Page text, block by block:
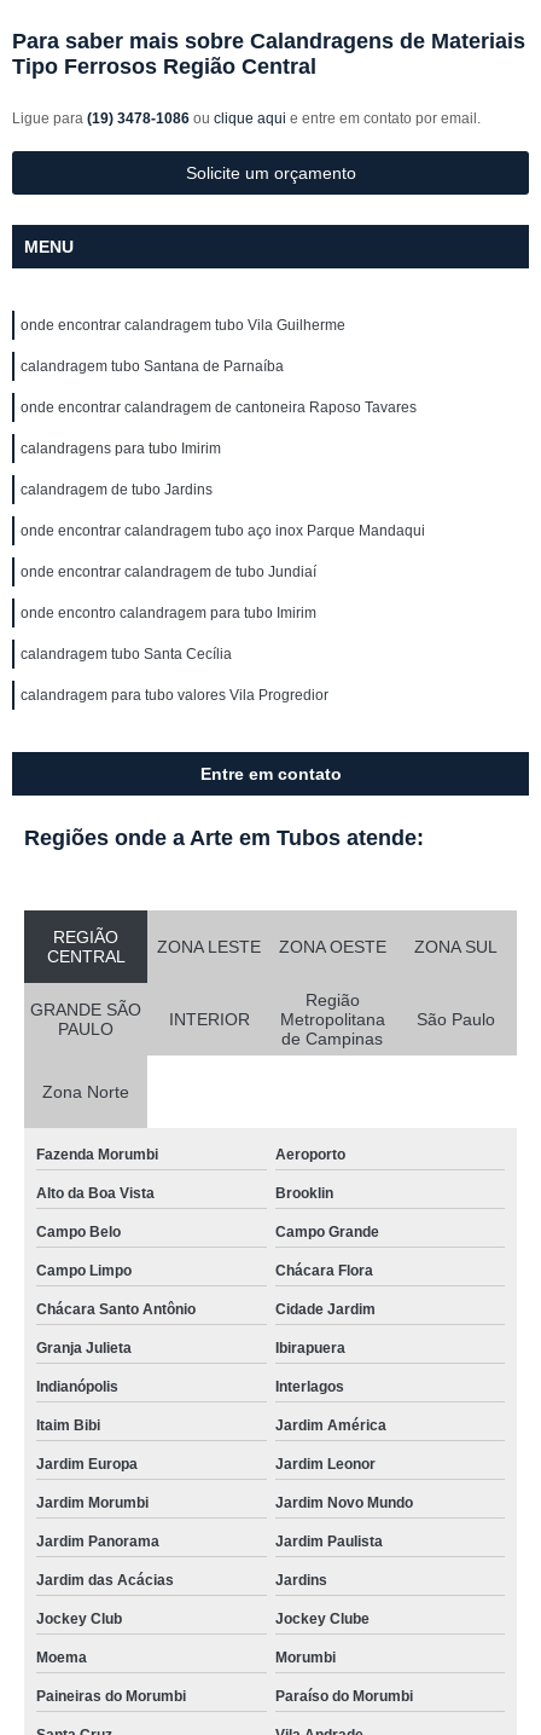
Para saber mais sobre Calandragens de Materiais
Tipo Ferrosos Região Central
Ligue para (19) 3478-1086 ou clique aqui e entre em contato por email.
Solicite um orçamento
MENU
onde encontrar calandragem tubo Vila Guilherme
calandragem tubo Santana de Parnaíba
onde encontrar calandragem de cantoneira Raposo Tavares
calandragens para tubo Imirim
calandragem de tubo Jardins
onde encontrar calandragem tubo aço inox Parque Mandaqui
onde encontrar calandragem de tubo Jundiaí
onde encontro calandragem para tubo Imirim
calandragem tubo Santa Cecília
calandragem para tubo valores Vila Progredior
Entre em contato
Regiões onde a Arte em Tubos atende:
REGIÃO
CENTRAL
ZONA LESTE ZONA OESTE ZONA SUL
GRANDE SÃO
PAULO
INTERIOR
Região
Metropolitana
de Campinas
São Paulo
Zona Norte
Fazenda Morumbi Aeroporto
Alto da Boa Vista Brooklin
Campo Belo Campo Grande
Campo Limpo Chácara Flora
Chácara Santo Antônio Cidade Jardim
Granja Julieta Ibirapuera
Indianópolis Interlagos
Itaim Bibi Jardim América
Jardim Europa Jardim Leonor
Jardim Morumbi Jardim Novo Mundo
Jardim Panorama Jardim Paulista
Jardim das Acácias Jardins
Jockey Club Jockey Clube
Moema Morumbi
Paineiras do Morumbi Paraíso do Morumbi